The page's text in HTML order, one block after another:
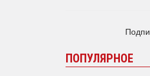
ПОПУЛЯРНОЕ